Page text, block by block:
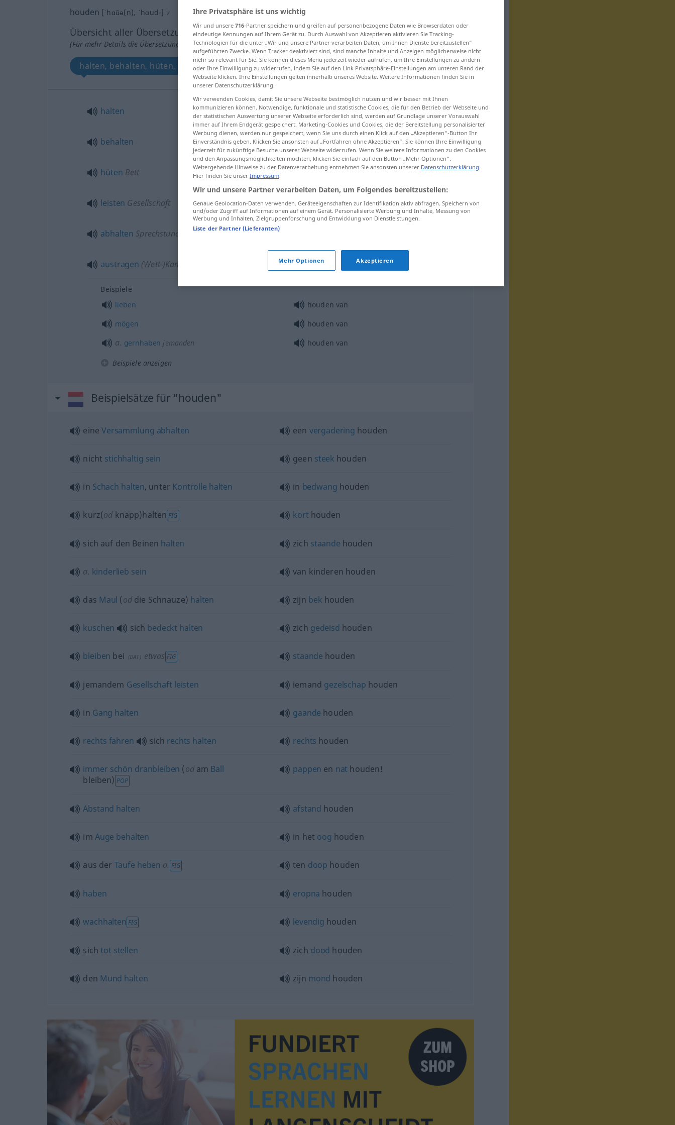
houden [ˈhɑŭə(n), ˈhɑud-] v
Übersicht aller Übersetzungen
(Für mehr Details die Übersetzung anklicken/antippen)
halten, behalten, hüten, leisten, abhalten, austragen
halten houden
behalten houden
hüten Bett houden
leisten Gesellschaft houden
abhalten Sprechstunde, Versammlung
austragen (Wett-)Kampf houden
Beispiele
lieben
houden van
mögen
houden van
a. gernhaben jemanden houden van
Beispiele anzeigen
Beispielsätze für "houden"
eineVersammlung abhalten een vergadering houden
nicht stichhaltig sein geen steek houden
in Schach halten, unter Kontrolle halten in bedwang houden
kurz(od knapp)halten FIG kort houden
sich auf den Beinen halten zich staande houden
a. kinderlieb sein van kinderen houden
das Maul (oddie Schnauze) halten zijn bek houden
kuschen sich bedeckt halten zich gedeisd houden
bleiben bei (DAT) etwas FIG staande houden
jemandem Gesellschaft leisten iemand gezelschap houden
in Gang halten gaande houden
rechts fahren sich rechts halten rechts houden
immer schön dranbleiben (odam Ball
bleiben) POP
pappen en nat houden!
Abstand halten afstand houden
im Auge behalten in het oog houden
aus der Taufe heben a. FIG ten doop houden
haben eropna houden
wachhalten FIG levendig houden
sichtot stellen zich dood houden
den Mund halten zijn mond houden
Ihre Privatsphäre ist uns wichtig
Wir und unsere 716-Partner speichern und greifen auf personenbezogene Daten wie Browserdaten oder
eindeutige Kennungen auf Ihrem Gerät zu. Durch Auswahl von Akzeptieren aktivieren Sie Tracking-
Technologien für die unter „Wir und unsere Partner verarbeiten Daten, um Ihnen Dienste bereitzustellen“
aufgeführten Zwecke. Wenn Tracker deaktiviert sind, sind manche Inhalte und Anzeigen möglicherweise nicht
mehr so relevant für Sie. Sie können dieses Menü jederzeit wieder aufrufen, um Ihre Einstellungen zu ändern
oder Ihre Einwilligung zu widerrufen, indem Sie auf den Link Privatsphäre-Einstellungen am unteren Rand der
Webseite klicken. Ihre Einstellungen gelten innerhalb unseres Website. Weitere Informationen finden Sie in
unserer Datenschutzerklärung.
Wir verwenden Cookies, damit Sie unsere Webseite bestmöglich nutzen und wir besser mit Ihnen
kommunizieren können. Notwendige, funktionale und statistische Cookies, die für den Betrieb der Webseite und
der statistischen Auswertung unserer Webseite erforderlich sind, werden auf Grundlage unserer Vorauswahl
immer auf Ihrem Endgerät gespeichert. Marketing-Cookies und Cookies, die der Bereitstellung personalisierter
Werbung dienen, werden nur gespeichert, wenn Sie uns durch einen Klick auf den „Akzeptieren“-Button Ihr
Einverständnis geben. Klicken Sie ansonsten auf „Fortfahren ohne Akzeptieren“. Sie können Ihre Einwilligung
jederzeit für zukünftige Besuche unserer Webseite widerrufen. Wenn Sie weitere Informationen zu den Cookies
und den Anpassungsmöglichkeiten möchten, klicken Sie einfach auf den Button „Mehr Optionen“.
Weitergehende Hinweise zu der Datenverarbeitung entnehmen Sie ansonsten unserer Datenschutzerklärung.
Hier finden Sie unser Impressum.
Wir und unsere Partner verarbeiten Daten, um Folgendes bereitzustellen:
Genaue Geolocation-Daten verwenden. Geräteeigenschaften zur Identifikation aktiv abfragen. Speichern von
und/oder Zugriff auf Informationen auf einem Gerät. Personalisierte Werbung und Inhalte, Messung von
Werbung und Inhalten, Zielgruppenforschung und Entwicklung von Dienstleistungen.
Liste der Partner (Lieferanten)
Mehr Optionen Akzeptieren